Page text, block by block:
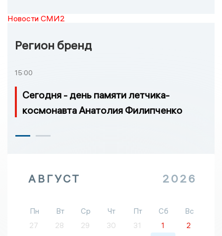
Новости СМИ2
Регион бренд
15:00
Сегодня - день памяти летчика-
космонавта Анатолия Филипченко
АВГУСТ 2026
Пн Вт Ср Чт Пт Сб
Вс
27
28 29 30 31 1
2